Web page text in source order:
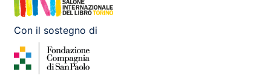
Con il sostegno di